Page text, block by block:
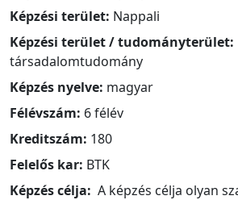
Képzési terület: Nappali
Képzési terület / tudományterület:
társadalomtudomány
Képzés nyelve: magyar
Félévszám: 6 félév
Kreditszám: 180
Felelős kar: BTK
Képzés célja: A képzés célja olyan